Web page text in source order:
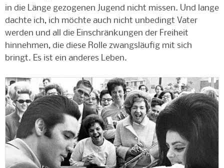
in die Länge gezogenen Jugend nicht missen. Und lange
dachte ich, ich möchte auch nicht unbedingt Vater
werden und all die Einschränkungen der Freiheit
hinnehmen, die diese Rolle zwangsläufig mit sich
bringt. Es ist ein anderes Leben.